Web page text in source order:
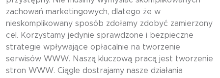
zachowań marketingowych, dlatego że w
nieskomplikowany sposób zdołamy zdobyć zamierzony
cel. Korzystamy jedynie sprawdzone i bezpieczne
strategie wpływające opłacalnie na tworzenie
serwisów WWW. Naszą kluczową pracą jest tworzenie
stron WWW. Ciągle dostrajamy nasze działania